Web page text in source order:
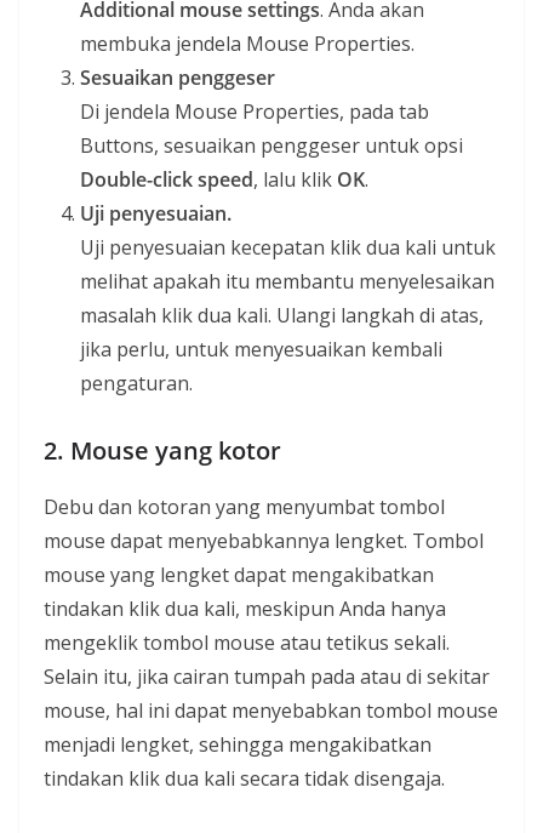
Additional mouse settings. Anda akan
membuka jendela Mouse Properties.
Sesuaikan penggeser
Di jendela Mouse Properties, pada tab
Buttons, sesuaikan penggeser untuk opsi
Double-click speed, lalu klik OK.
Uji penyesuaian.
Uji penyesuaian kecepatan klik dua kali untuk
melihat apakah itu membantu menyelesaikan
masalah klik dua kali. Ulangi langkah di atas,
jika perlu, untuk menyesuaikan kembali
pengaturan.
2. Mouse yang kotor
Debu dan kotoran yang menyumbat tombol
mouse dapat menyebabkannya lengket. Tombol
mouse yang lengket dapat mengakibatkan
tindakan klik dua kali, meskipun Anda hanya
mengeklik tombol mouse atau tetikus sekali.
Selain itu, jika cairan tumpah pada atau di sekitar
mouse, hal ini dapat menyebabkan tombol mouse
menjadi lengket, sehingga mengakibatkan
tindakan klik dua kali secara tidak disengaja.